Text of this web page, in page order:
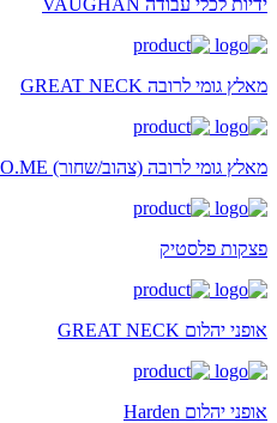
מאלץ גומי לרובה GREAT NECK
מאלץ גומי לרובה (צהוב/שחור) CO.ME
פצקות פלסטיק
אופני יהלום GREAT NECK
אופני יהלום Harden